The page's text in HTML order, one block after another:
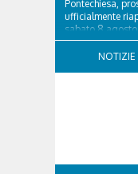
Pontechiesa,
ufficialmente
sabato 8
verifiche e il
NOTIZIE